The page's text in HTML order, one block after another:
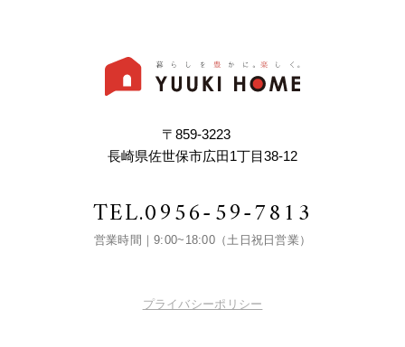
〒859-3223
長崎県佐世保市広田1丁目38-12
TEL.0956-59-7813
営業時間｜9:00~18:00（土日祝日営業）
プライバシーポリシー